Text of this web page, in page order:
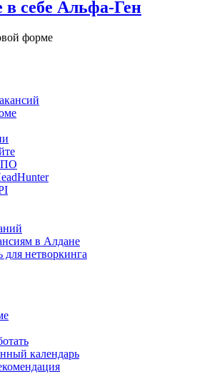
в себе Альфа-Ген
форме
ПО
в Алдане
для нетворкинга
календарь